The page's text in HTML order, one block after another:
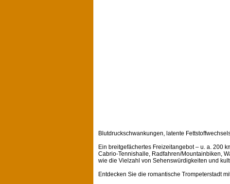
Blutdruckschwankungen, latente
Ein breitgefächertes Freizeitangebot – u. a. 200
Cabrio-Tennishalle, Radfahren/Mountainbiken,
wie die Vielzahl von Sehenswürdigkeiten und
Entdecken Sie die romantische Trompeterstadt